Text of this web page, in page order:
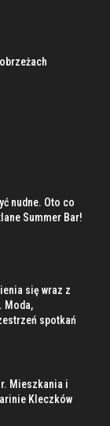
nudne. Oto co
Summer Bar!
się wraz z
Moda,
spotkań
Mieszkania i
Kleczków